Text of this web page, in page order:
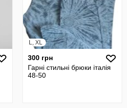
L, XL
300 грн
Гарні стильні брюки італія
48-50